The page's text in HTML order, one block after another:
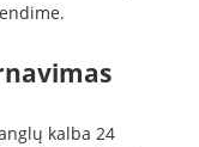
kalba 24